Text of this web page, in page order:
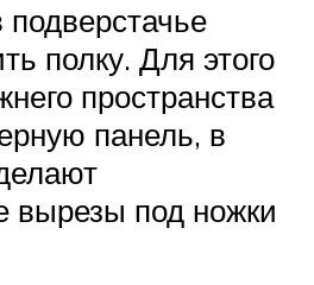
полку. Для этого
пространства
панель, в
вырезы под ножки